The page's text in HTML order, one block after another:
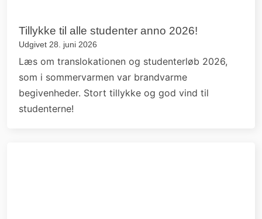
Tillykke til alle studenter anno 2026!
Udgivet 28. juni 2026
Læs om translokationen og studenterløb 2026,
som i sommervarmen var brandvarme
begivenheder. Stort tillykke og god vind til
studenterne!